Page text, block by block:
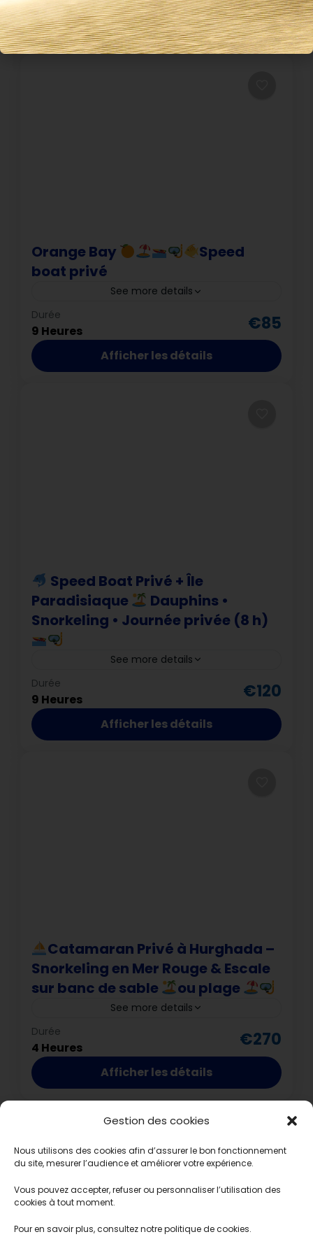
Gestion des cookies
Nous utilisons des cookies afin d’assurer le bon fonctionnement
du site, mesurer l’audience et améliorer votre expérience.
Vous pouvez accepter, refuser ou personnaliser l’utilisation des
cookies à tout moment.
Pour en savoir plus, consultez notre politique de cookies.
Afficher les détails
Orange Bay
Speed
boat privé
See more details
Hurghada
Durée
9 Heures €85
Afficher les détails
Speed Boat Privé + Île
Paradisiaque
Dauphins •
Snorkeling • Journée privée (8 h)
See more details
Hurghada
Durée
9 Heures €120
Afficher les détails
Catamaran Privé à Hurghada –
Snorkeling en Mer Rouge & Escale
sur banc de sable
ou plage
See more details
Hurghada
Durée
4 Heures €270
Afficher les détails
© 2026 Egypt’Voyage by Hurghada Voyage – SAS au
– Siège social : 2 rue des écoles, 68640 Waldighoffen –